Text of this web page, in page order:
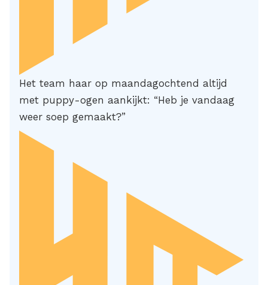
Het team haar op maandagochtend altijd
met puppy-ogen aankijkt: “Heb je vandaag
weer soep gemaakt?”